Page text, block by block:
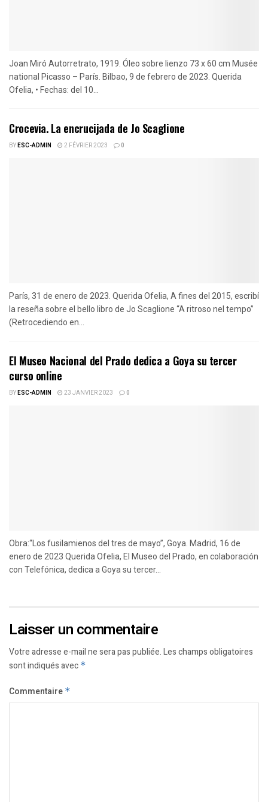
Joan Miró Autorretrato, 1919. Óleo sobre lienzo 73 x 60 cm Musée
national Picasso – París. Bilbao, 9 de febrero de 2023. Querida
Ofelia, • Fechas: del 10...
Crocevia. La encrucijada de Jo Scaglione
BYESC-ADMIN 2 FÉVRIER 2023 0
París, 31 de enero de 2023. Querida Ofelia, A fines del 2015, escribí
la reseña sobre el bello libro de Jo Scaglione “A ritroso nel tempo”
(Retrocediendo en...
El Museo Nacional del Prado dedica a Goya su tercer
curso online
BYESC-ADMIN 23 JANVIER 2023 0
Obra:“Los fusilamienos del tres de mayo”, Goya. Madrid, 16 de
enero de 2023 Querida Ofelia, El Museo del Prado, en colaboración
con Telefónica, dedica a Goya su tercer...
Laisser un commentaire
Votre adresse e-mail ne sera pas publiée.Les champs obligatoires
sont indiqués avec *
Commentaire *